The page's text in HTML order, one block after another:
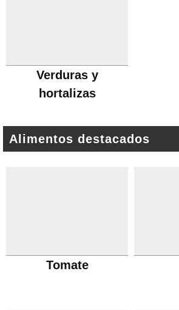
Verduras y
hortalizas
Alimentos destacados
Tomate